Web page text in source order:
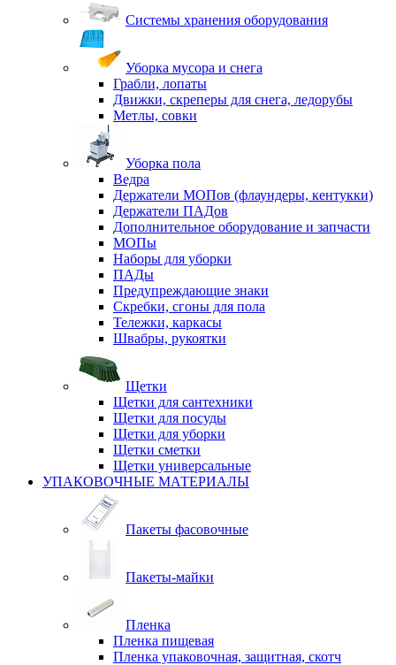
Системы хранения оборудования
Уборка мусора и снега
Грабли, лопаты
Движки, скреперы для снега, ледорубы
Метлы, совки
Уборка пола
Ведра
Держатели МОПов (флаундеры, кентукки)
Держатели ПАДов
Дополнительное оборудование и запчасти
МОПы
Наборы для уборки
ПАДы
Предупреждающие знаки
Скребки, сгоны для пола
Тележки, каркасы
Швабры, рукоятки
Щетки
Щетки для сантехники
Щетки для посуды
Щетки для уборки
Щетки сметки
Щетки универсальные
УПАКОВОЧНЫЕ МАТЕРИАЛЫ
Пакеты фасовочные
Пакеты-майки
Пленка
Пленка пищевая
Пленка упаковочная, защитная, скотч